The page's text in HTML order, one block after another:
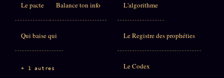
Le pacte Balance ton info
Qui baise qui
+ 1 autres
L'algorithme
Le Registre des prophéties
Le Codex